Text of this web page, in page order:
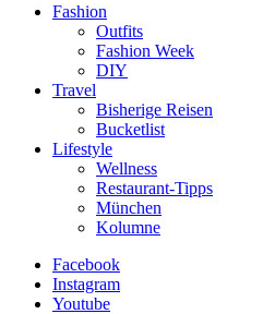
Fashion
Outfits
Fashion Week
DIY
Travel
Bisherige Reisen
Bucketlist
Lifestyle
Wellness
Restaurant-Tipps
München
Kolumne
Facebook
Instagram
Youtube